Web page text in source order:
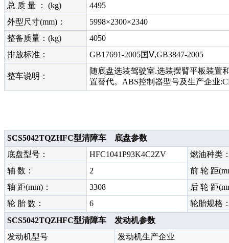
总 质 量 ： (kg)
4495
外型尺寸(mm)：
5998×2300×2340
整备质量：(kg)
4050
排放标准：
GB17691-2005国Ⅴ,GB3847-2005
整车说明：
随底盘选装驾驶室.选装摆臂平板装置
置替代。ABS控制器型号及生产企业
SCS5042TQZHFC型清障车 底盘参数
底盘型号：
HFC1041P93K4C2ZV
燃油种类
轴 数：
2
前 轮 距
轴 距(mm)：
3308
后 轮 距
轮 胎 数：
6
轮胎规格
SCS5042TQZHFC型清障车 发动机参数
发动机型号
发动机生产企业